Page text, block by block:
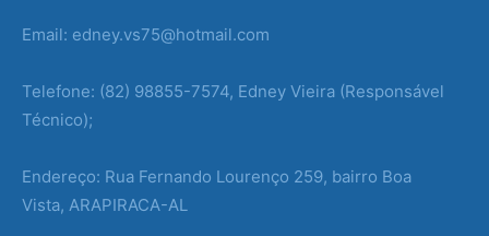
Email: edney.vs75@hotmail.com
Telefone: (82) 98855-7574, Edney Vieira (Responsável
Técnico);
Endereço: Rua Fernando Lourenço 259, bairro Boa
Vista, ARAPIRACA-AL